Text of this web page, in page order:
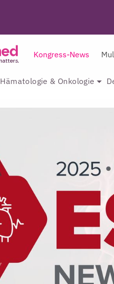
Kongress-News
Hämatologie & Onkologie